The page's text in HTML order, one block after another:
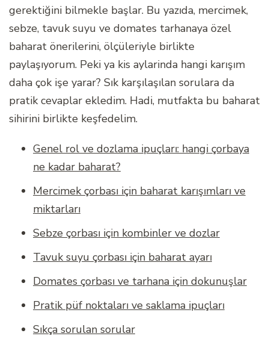
gerektiğini bilmekle başlar. Bu yazıda, mercimek,
sebze, tavuk suyu ve domates tarhanaya özel
baharat önerilerini, ölçüleriyle birlikte
paylaşıyorum. Peki ya kis aylarinda hangi karışım
daha çok işe yarar? Sık karşılaşılan sorulara da
pratik cevaplar ekledim. Hadi, mutfakta bu baharat
sihirini birlikte keşfedelim.
Genel rol ve dozlama ipuçları: hangi çorbaya
ne kadar baharat?
Mercimek çorbası için baharat karışımları ve
miktarları
Sebze çorbası için kombinler ve dozlar
Tavuk suyu çorbası için baharat ayarı
Domates çorbası ve tarhana için dokunuşlar
Pratik püf noktaları ve saklama ipuçları
Sıkça sorulan sorular